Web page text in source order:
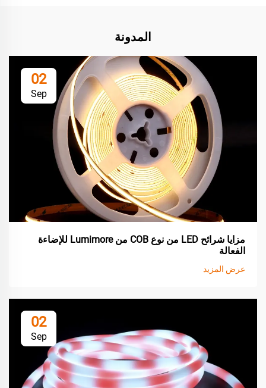
المدونة
02
Sep
مزايا شرائح LED من نوع COB من Lumimore للإضاءة
الفعالة
عرض المزيد
02
Sep